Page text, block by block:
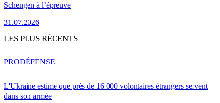
Schengen à l’épreuve
31.07.2026
LES PLUS RÉCENTS
L'Ukraine estime que près de 16 000 volontaires étrangers servent
dans son armée
PRODÉFENSE